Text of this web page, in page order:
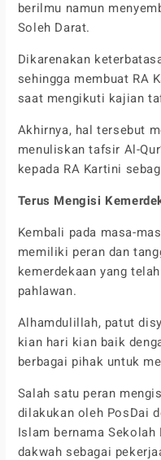
berilmu namun
Soleh Darat.
Dikarenakan
sehingga membuat RA
saat mengikuti kajian
Akhirnya, hal tersebut
menuliskan tafsir Al-
kepada RA Kartini
Terus Mengisi
Kembali pada masa-
memiliki peran dan
kemerdekaan yang
pahlawan.
Alhamdulillah, patut
kian hari kian baik
berbagai pihak untuk
Salah satu peran
dilakukan oleh PosDai
Islam bernama
dakwah sebagai